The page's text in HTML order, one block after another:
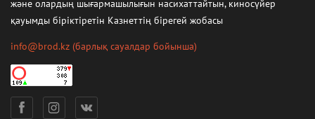
және олардың шығармашылығын насихаттайтын, киносүйер
қауымды біріктіретін Казнеттің бірегей жобасы
info@brod.kz (барлық сауалдар бойынша)